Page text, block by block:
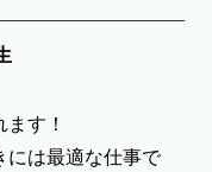
す！
には最適な仕事で